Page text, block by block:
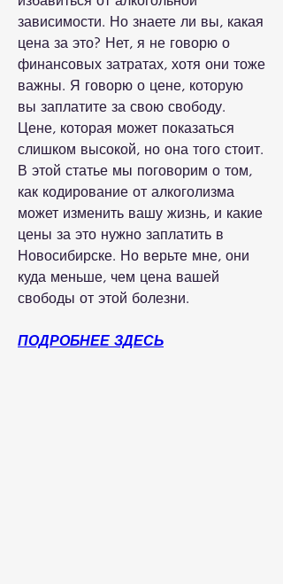
зависимости. Но знаете ли вы, какая
цена за это? Нет, я не говорю о
финансовых затратах, хотя они тоже
важны. Я говорю о цене, которую
вы заплатите за свою свободу.
Цене, которая может показаться
слишком высокой, но она того стоит.
В этой статье мы поговорим о том,
как кодирование от алкоголизма
может изменить вашу жизнь, и какие
цены за это нужно заплатить в
Новосибирске. Но верьте мне, они
куда меньше, чем цена вашей
свободы от этой болезни.
ПОДРОБНЕЕ ЗДЕСЬ